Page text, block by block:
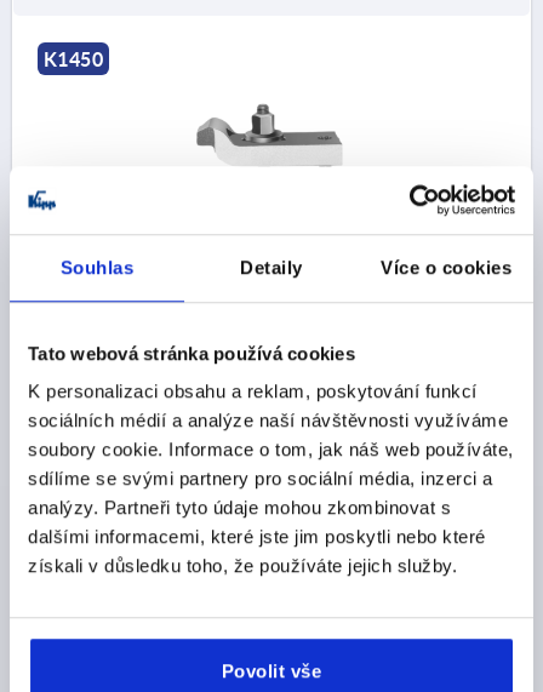
Souhlas Detaily Více o cookies
Tato webová stránka používá cookies
K personalizaci obsahu a reklam, poskytování funkcí
sociálních médií a analýze naší návštěvnosti využíváme
soubory cookie. Informace o tom, jak náš web používáte,
sdílíme se svými partnery pro sociální média, inzerci a
analýzy. Partneři tyto údaje mohou zkombinovat s
dalšími informacemi, které jste jim poskytli nebo které
získali v důsledku toho, že používáte jejich služby.
Povolit vše
K1450
UPÍNACÍ ŽELEZA PŘESTAVITELNÝ ZALOMENÝ SE
DÉLKA=160 A=25 A1=50 ŠÍŘKA=50
E2=50
F=36-69 G PRO T DRÁŽKU=18
D=M16X125
ZÁVIT=M16
M=20 F KN=37,8
Objednací číslo:K1450.1618
CZK1,845.27
bez DPH
plus náklady na dopravu
DETAILY
K1450